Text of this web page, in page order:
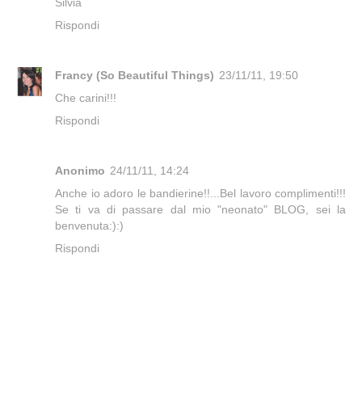
Rispondi
Francy (So Beautiful Things) 23/11/11, 19:50
Che carini!!!
Rispondi
Anonimo 24/11/11, 14:24
Anche io adoro le bandierine!!...Bel lavoro complimenti!!!
Se ti va di passare dal mio "neonato" BLOG, sei la
benvenuta:):)
Rispondi